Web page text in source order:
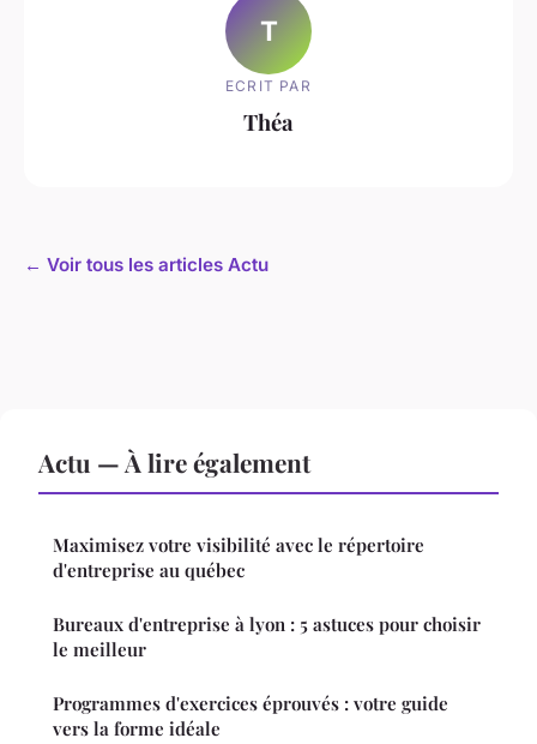
T
ECRIT PAR
Théa
← Voir tous les articles Actu
Actu — À lire également
Maximisez votre visibilité avec le répertoire
d'entreprise au québec
Bureaux d'entreprise à lyon : 5 astuces pour choisir
le meilleur
Programmes d'exercices éprouvés : votre guide
vers la forme idéale